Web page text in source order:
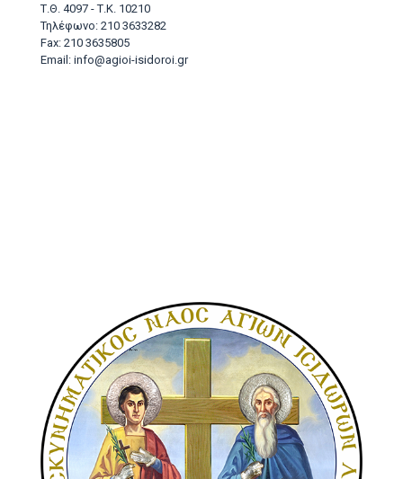
Τ.Θ. 4097 - Τ.Κ. 10210
Τηλέφωνο: 210 3633282
Fax: 210 3635805
Email: info@agioi-isidoroi.gr